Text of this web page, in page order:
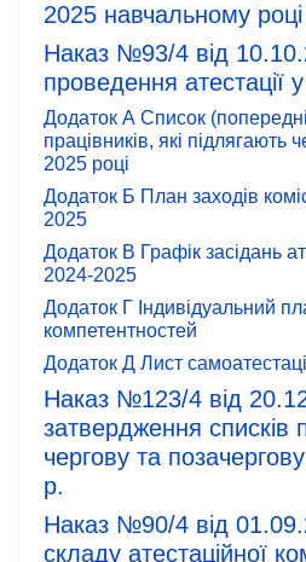
2025 навчальному році
Наказ №93/4 від
проведення атестації
Додаток А Список
працівників, які підлягають
2025 році
Додаток Б План заходів
2025
Додаток В Графік засідань
2024-2025
Додаток Г Індивідуальний
компетентностей
Додаток Д Лист
Наказ №123/4 від
затвердження списків
чергову та
р.
Наказ №90/4 від
складу атестаційної